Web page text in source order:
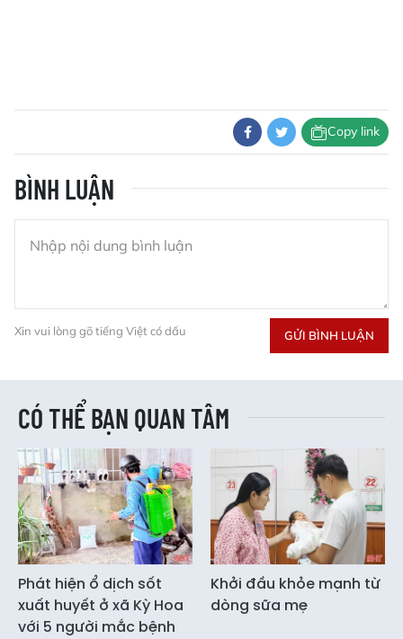
Copy link
BÌNH LUẬN
Xin vui lòng gõ tiếng Việt có dấu GỬI BÌNH LUẬN
CÓ THỂ BẠN QUAN TÂM
Phát hiện ổ dịch sốt
xuất huyết ở xã Kỳ Hoa
với 5 người mắc bệnh
Khởi đầu khỏe mạnh từ
dòng sữa mẹ